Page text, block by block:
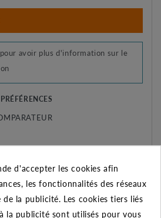
pour avoir plus d'information sur le
d'accepter les cookies afin
les fonctionnalités des réseaux
la publicité. Les cookies tiers liés
la publicité sont utilisés pour vous